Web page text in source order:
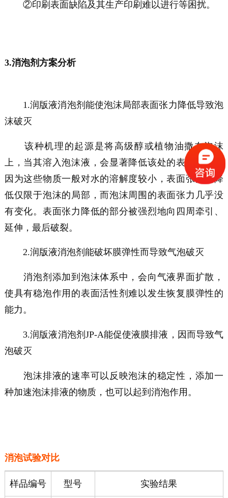
②印刷表面缺陷及其生产印刷难以进行等困扰。
3.消泡剂方案分析
1.润版液消泡剂能使泡沫局部表面张力降低导致泡
沫破灭
该种机理的起源是将高级醇或植物油撒在泡沫
上，当其溶入泡沫液，会显著降低该处的表面张力。
因为这些物质一般对水的溶解度较小，表面张力的降
低仅限于泡沫的局部，而泡沫周围的表面张力几乎没
有变化。表面张力降低的部分被强烈地向四周牵引、
延伸，最后破裂。
2.润版液消泡剂能破坏膜弹性而导致气泡破灭
消泡剂添加到泡沫体系中，会向气液界面扩散，
使具有稳泡作用的表面活性剂难以发生恢复膜弹性的
能力。
3.润版液消泡剂JP-A能促使液膜排液，因而导致气
泡破灭
泡沫排液的速率可以反映泡沫的稳定性，添加一
种加速泡沫排液的物质，也可以起到消泡作用。
消泡试验对比
样品编号 型号 实验结果